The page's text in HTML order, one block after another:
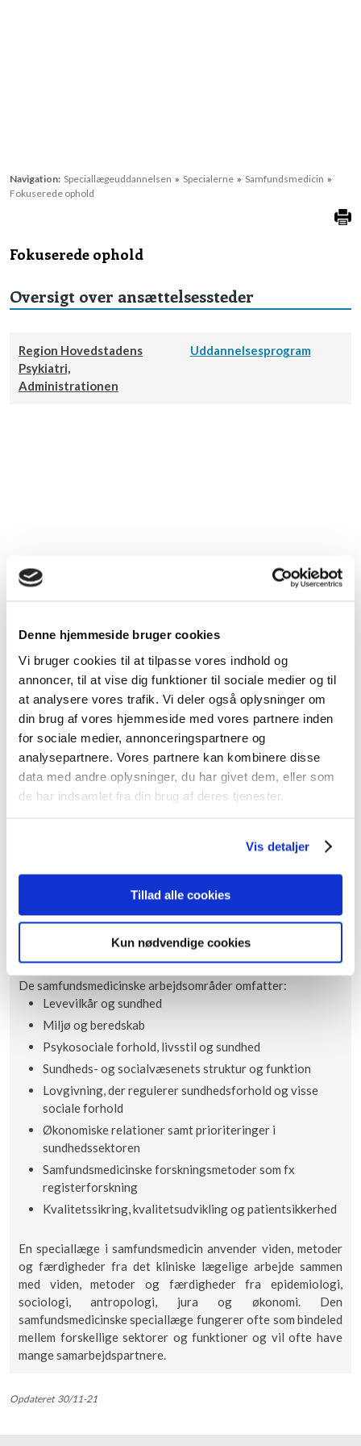
Denne hjemmeside bruger cookies
Vi bruger cookies til at tilpasse vores indhold og
annoncer, til at vise dig funktioner til sociale medier og til
at analysere vores trafik. Vi deler også oplysninger om
din brug af vores hjemmeside med vores partnere inden
for sociale medier, annonceringspartnere og
analysepartnere. Vores partnere kan kombinere disse
data med andre oplysninger, du har givet dem, eller som
de har indsamlet fra din brug af deres tjenester.
Vis detaljer
Tillad alle cookies
Kun nødvendige cookies
Navigation: Speciallægeuddannelsen » Specialerne » Samfundsmedicin »
Fokuserede ophold
Fokuserede ophold
Oversigt over ansættelsessteder
Region Hovedstadens
Psykiatri,
Administrationen
Uddannelsesprogram
Generel information om Samfundsmedicin
Samfundsmedicin er et lægeligt speciale, der beskæftiger sig
med relationen mellem samfundsforhold og befolkningens
sundhedstilstand. Den engelske betegnelse for en
speciallæge i samfundsmedicin er "Specialist in Public Health
Medicine". Den samfundsmedicinske speciallæge uddannet
inden for både socialmedicin og administrativ medicin. I
socialmedicinen arbejder speciallægen oftest på
individniveau med socialmedicinske problemstillinger hos
Den samfundsmedicinske speciallæge kan arbejde på alle
​Individ, gruppe, organisation, samfund
​Kommune, region, stat
De samfundsmedicinske arbejdsområder omfatter:
Levevilkår og sundhed
Miljø og beredskab
Psykosociale forhold, livsstil og sundhed
Sundheds- og socialvæsenets struktur og funktion
Lovgivning, der regulerer sundhedsforhold og visse
sociale forhold
Økonomiske relationer samt prioriteringer i
sundhedssektoren
Samfundsmedicinske forskningsmetoder som fx
registerforskning
​Kvalitetssikring, kvalitetsudvikling og patientsikkerhed
En speciallæge i samfundsmedicin anvender viden, metoder
og færdigheder fra det kliniske lægelige arbejde sammen
med viden, metoder og færdigheder fra epidemiologi,
sociologi, antropologi, jura og økonomi. Den
samfundsmedicinske speciallæge fungerer ofte som bindeled
mellem forskellige sektorer og funktioner og vil ofte have
mange samarbejdspartnere.
Opdateret 30/11-21